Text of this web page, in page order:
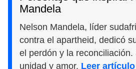
Mandela
Nelson Mandela, líder
contra el apartheid, dedicó
el perdón y la
unidad y amor. Leer artículo